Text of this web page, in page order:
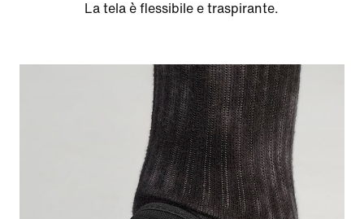
La tela è flessibile e traspirante.